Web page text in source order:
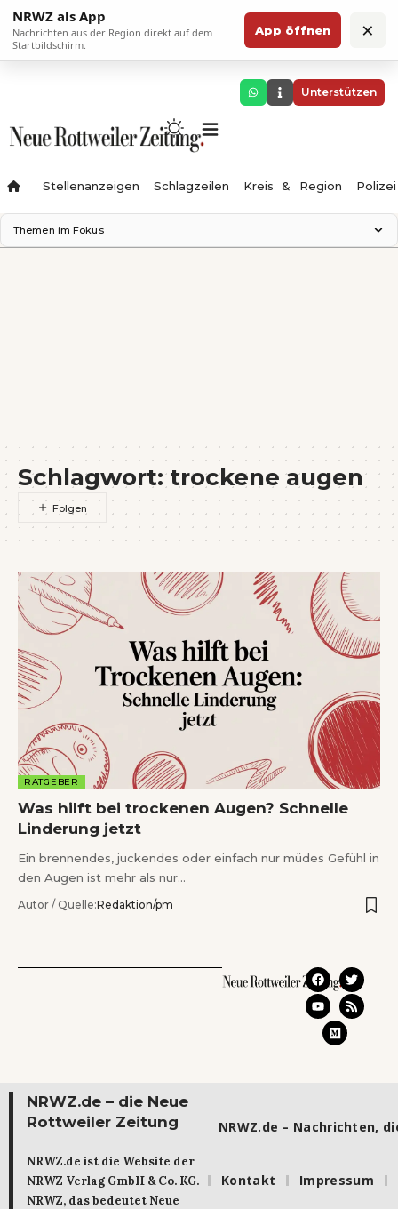
NRWZ als App
Nachrichten aus der Region direkt auf dem
Startbildschirm.
App öffnen ×
Unterstützen
Stellenanzeigen Schlagzeilen Kreis & Region Polizei
Themen im Fokus
Schlagwort:trockene augen
RATGEBER
Was hilft bei trockenen Augen? Schnelle
Linderung jetzt
Ein brennendes, juckendes oder einfach nur müdes Gefühl in
den Augen ist mehr als nur…
Autor / Quelle:Redaktion/pm
NRWZ.de – die Neue
Rottweiler Zeitung
NRWZ.de ist die Website der
NRWZ Verlag GmbH & Co. KG.
NRWZ, das bedeutet Neue
NRWZ.de – Nachrichten,
Kontakt Impressum